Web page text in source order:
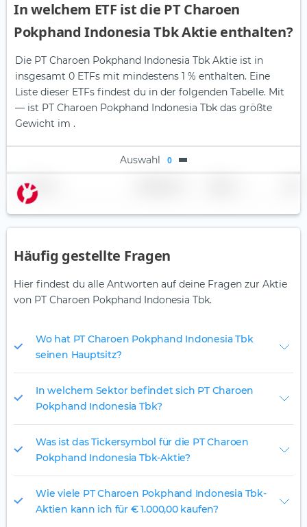
In welchem ETF ist die PT Charoen
Pokphand Indonesia Tbk Aktie enthalten?
Die PT Charoen Pokphand Indonesia Tbk Aktie ist in
insgesamt 0 ETFs mit mindestens 1 % enthalten. Eine
Liste dieser ETFs findest du in der folgenden Tabelle. Mit
— ist PT Charoen Pokphand Indonesia Tbk das größte
Gewicht im .
Auswahl 0
Name
Häufig gestellte Fragen
Hier findest du alle Antworten auf deine Fragen zur Aktie
von PT Charoen Pokphand Indonesia Tbk.
Wo hat PT Charoen Pokphand Indonesia Tbk
seinen Hauptsitz?
In welchem Sektor befindet sich PT Charoen
Pokphand Indonesia Tbk?
Was ist das Tickersymbol für die PT Charoen
Pokphand Indonesia Tbk-Aktie?
Wie viele PT Charoen Pokphand Indonesia Tbk-
Aktien kann ich für € 1.000,00 kaufen?